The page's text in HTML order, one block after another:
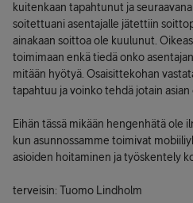
kuitenkaan tapahtunut ja
soitettuani asentajalle jätettiin
ainakaan soittoa ole kuulunut.
toimimaan enkä tiedä onko
mitään hyötyä. Osaisittekohan
tapahtuu ja voinko tehdä jotain asian
Eihän tässä mikään hengenhätä ole
kun asunnossamme toimivat
asioiden hoitaminen ja työskentely
terveisin: Tuomo Lindholm